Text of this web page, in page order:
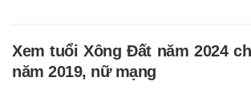
Xem tuổi Xông Đất năm 2024
năm 2019, nữ mạng